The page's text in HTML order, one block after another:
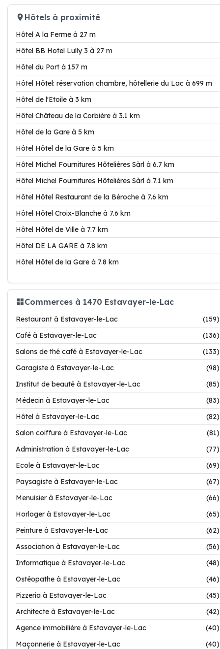
Hôtels à proximité
Hôtel A la Ferme à 27 m
Hôtel BB Hotel Lully 3 à 27 m
Hôtel du Port à 157 m
Hôtel Hôtel: réservation chambre, hôtellerie du Lac à 699 m
Hôtel de l'Etoile à 3 km
Hôtel Château de la Corbière à 3.1 km
Hôtel de la Gare à 5 km
Hôtel Hôtel de la Gare à 5 km
Hôtel Michel Fournitures Hôtelières Sàrl à 6.7 km
Hôtel Michel Fournitures Hôtelières Sàrl à 7.1 km
Hôtel Hôtel Restaurant de la Béroche à 7.6 km
Hôtel Hôtel Croix-Blanche à 7.6 km
Hôtel Hôtel de Ville à 7.7 km
Hôtel DE LA GARE à 7.8 km
Hôtel Hôtel de la Gare à 7.8 km
Commerces à 1470 Estavayer-le-Lac
Restaurant à Estavayer-le-Lac
(159)
Café à Estavayer-le-Lac
(136)
Salons de thé café à Estavayer-le-Lac
(133)
Garagiste à Estavayer-le-Lac
(98)
Institut de beauté à Estavayer-le-Lac
(85)
Médecin à Estavayer-le-Lac
(83)
Hôtel à Estavayer-le-Lac
(82)
Salon coiffure à Estavayer-le-Lac
(81)
Administration à Estavayer-le-Lac
(77)
Ecole à Estavayer-le-Lac
(69)
Paysagiste à Estavayer-le-Lac
(67)
Menuisier à Estavayer-le-Lac
(66)
Horloger à Estavayer-le-Lac
(65)
Peinture à Estavayer-le-Lac
(62)
Association à Estavayer-le-Lac
(56)
Informatique à Estavayer-le-Lac
(48)
Ostéopathe à Estavayer-le-Lac
(46)
Pizzeria à Estavayer-le-Lac
(45)
Architecte à Estavayer-le-Lac
(42)
Agence immobilière à Estavayer-le-Lac
(40)
Maçonnerie à Estavayer-le-Lac
(40)